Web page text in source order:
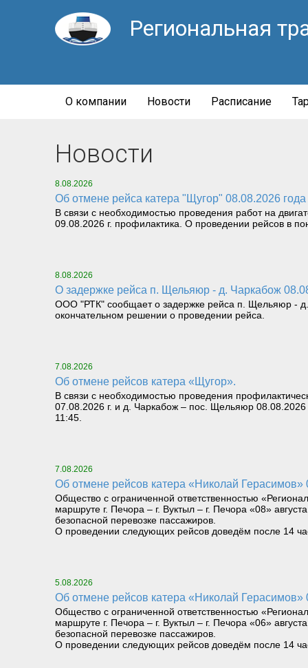
Региональная
О компании Новости Расписание
Новости
8.08.2026
Об отмене рейса катера "Щугор" 08.08.2026 года
В связи с необходимостью проведения работ на
09.08.2026 г. профилактика. О проведении рейсов в
8.08.2026
О задержке рейса п. Щельяюр - д. Чаркабож
ООО "РТК" сообщает о задержке рейса п. Щельяюр - д.
окончательном решении о проведении рейса.
7.08.2026
Об отмене рейсов катера «Щугор».
В связи с необходимостью проведения
07.08.2026 г. и д. Чаркабож – пос. Щельяюр
11:45.
7.08.2026
Об отмене рейсов катера «Николай Герасимов»
Общество с ограниченной ответственностью
маршруте г. Печора – г. Вуктыл – г. Печора «08»
безопасной перевозке пассажиров.
О проведении следующих рейсов доведём после 14
5.08.2026
Об отмене рейсов катера «Николай Герасимов»
Общество с ограниченной ответственностью
маршруте г. Печора – г. Вуктыл – г. Печора «06»
безопасной перевозке пассажиров.
О проведении следующих рейсов доведём после 14